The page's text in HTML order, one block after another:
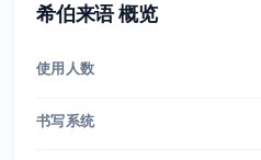
希伯来语 概览
使用人数
书写系统